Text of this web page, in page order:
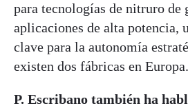
para tecnologías de nitruro de
aplicaciones de alta potencia,
clave para la autonomía
existen dos fábricas en Europa.
P. Escribano también ha